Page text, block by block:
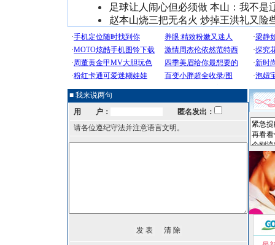
足球让人闹心但必须做 本山：我不是
赵本山烧三把无名火 炒掉王洪礼又险
■ 我来说两句
用 户：
匿名发出：
请各位遵纪守法并注意语言文明。